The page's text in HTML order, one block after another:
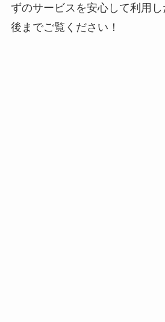
ずのサービスを安心して利用
後までご覧ください！